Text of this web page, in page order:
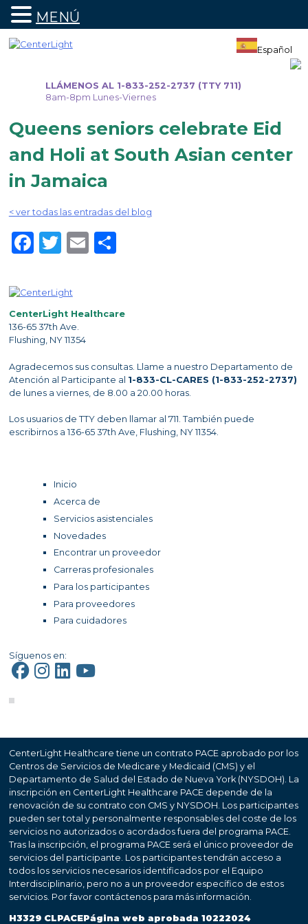
LLÁMENOS AL 1-833-252-2737 (TTY 711)
8am-8pm Lunes-Viernes
Español
Queens seniors celebrate Eid
and Holi at South Asian center
in Jamaica
< ver todas las entradas del blog
Facebook
Twitter
EmailShare
CenterLight Healthcare
136-65 37th Ave.
Flushing, NY 11354
Agradecemos sus consultas. Llame a nuestro Departamento de
Atención al Participante al 1-833-CL-CARES (1-833-252-2737)
de lunes a viernes, de 8.00 a 20.00 horas.
Los usuarios de TTY deben llamar al 711. También puede
escribirnos a 136-65 37th Ave, Flushing, NY 11354.
Inicio
Acerca de
Servicios asistenciales
Novedades
Encontrar un proveedor
Carreras profesionales
Para los participantes
Para proveedores
Para cuidadores
Síguenos en:
CenterLight Healthcare tiene un contrato PACE aprobado por los
Centros de Servicios de Medicare y Medicaid (CMS) y el
Departamento de Salud del Estado de Nueva York (NYSDOH). La
inscripción en CenterLight Healthcare PACE depende de la
renovación de su contrato con CMS y NYSDOH. Los participantes
pueden ser total y personalmente responsables del coste de los
servicios no autorizados o acordados fuera del programa PACE.
Tras la inscripción, el programa PACE será el único proveedor de
servicios del participante. Los participantes tendrán acceso a
todos los servicios necesarios identificados por el Equipo
Interdisciplinario, pero no a un proveedor específico de estos
servicios. Por favor contáctenos para más información.
H3329 CLPACEPágina web aprobada 10222024
MENÚ